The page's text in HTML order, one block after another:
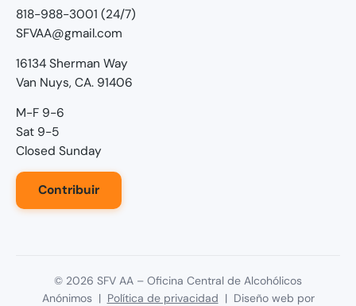
818-988-3001 (24/7)
SFVAA@gmail.com
16134 Sherman Way
Van Nuys, CA. 91406
M-F 9-6
Sat 9-5
Closed Sunday
Contribuir
© 2026 SFV AA – Oficina Central de Alcohólicos
Anónimos | Política de privacidad | Diseño web por